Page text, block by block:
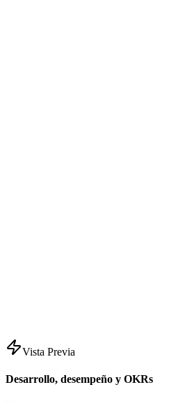
Vista Previa
Desarrollo, desempeño y OKRs